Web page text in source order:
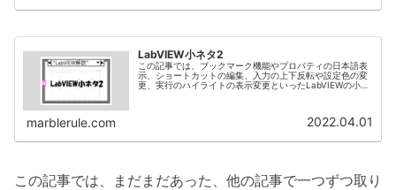
LabVIEW小ネタ2
この記事では、ブックマーク機能やプロパティの日本語表
示、ショートカットの編集、入力の上下反転や設定色の変
更、実行のハイライトの表示変更といったLabVIEWの小ネ
marblerule.com 2022.04.01
この記事では、まだまだあった、他の記事で一つずつ取り